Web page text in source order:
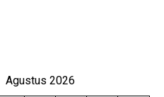
Agustus 2026